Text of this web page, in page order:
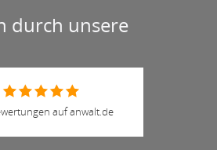
durch unsere
auf anwalt.de